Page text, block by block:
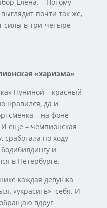
почти так же,
силы в три-четыре
«харизма»
Пуниной – красный
нравился, да и
– на фоне
И еще – чемпионская
сработала по ходу
и
в Петербурге.
каждая девушка
«украсить» себя. И
вдруг